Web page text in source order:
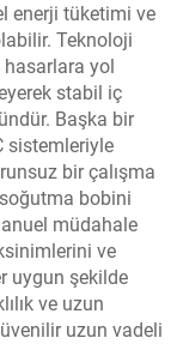
enerji tüketimi ve
Teknoloji
hasarlara yol
stabil iç
Başka bir
sistemleriyle
bir çalışma
bobini
müdahale
ve
uygun şekilde
ve uzun
uzun vadeli